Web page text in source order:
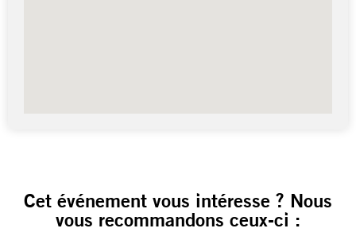
Cet événement vous intéresse ? Nous
vous recommandons ceux-ci :